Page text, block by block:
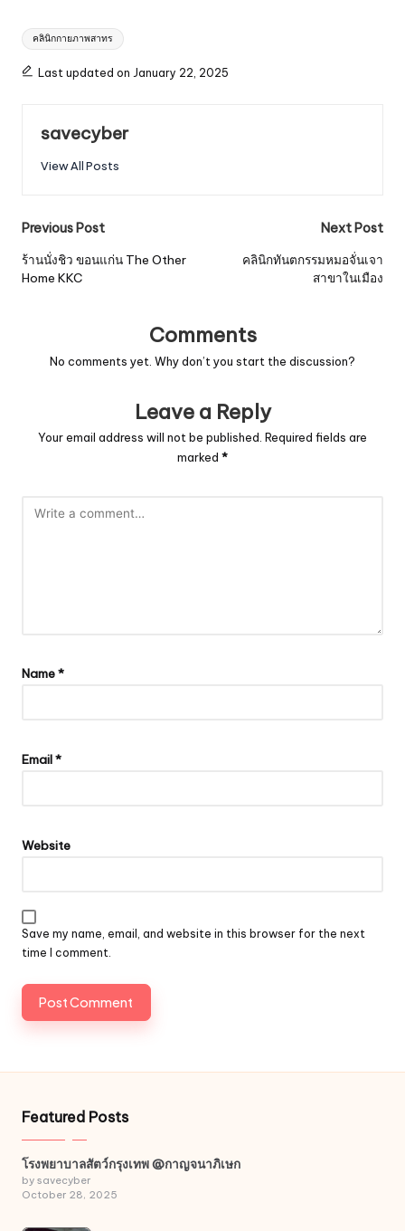
Tags:
คลินิกกายภาพสาทร
Last updated on January 22, 2025
savecyber
View All Posts
Post
navigation
Previous Post
ร้านนั่งชิว ขอนแก่น The Other
Home KKC
Next Post
คลินิกทันตกรรมหมอจั่นเจา
สาขาในเมือง
Comments
No comments yet. Why don’t you start the discussion?
Leave a Reply
Your email address will not be published. Required fields are
marked *
Name*
Email*
Website
Save my name, email, and website in this browser for the next
time I comment.
Featured Posts
โรงพยาบาลสัตว์กรุงเทพ @กาญจนาภิเษก
by savecyber
October 28, 2025